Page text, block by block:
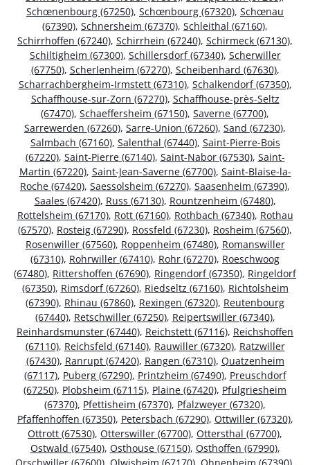
Schœnenbourg (67250), Schœnbourg (67320), Schœnau
(67390), Schnersheim (67370), Schleithal (67160),
Schirrhoffen (67240), Schirrhein (67240), Schirmeck (67130),
Schiltigheim (67300), Schillersdorf (67340), Scherwiller
(67750), Scherlenheim (67270), Scheibenhard (67630),
Scharrachbergheim-Irmstett (67310), Schalkendorf (67350),
Schaffhouse-sur-Zorn (67270), Schaffhouse-près-Seltz
(67470), Schaeffersheim (67150), Saverne (67700),
Sarrewerden (67260), Sarre-Union (67260), Sand (67230),
Salmbach (67160), Salenthal (67440), Saint-Pierre-Bois
(67220), Saint-Pierre (67140), Saint-Nabor (67530), Saint-
Martin (67220), Saint-Jean-Saverne (67700), Saint-Blaise-la-
Roche (67420), Saessolsheim (67270), Saasenheim (67390),
Saales (67420), Russ (67130), Rountzenheim (67480),
Rottelsheim (67170), Rott (67160), Rothbach (67340), Rothau
(67570), Rosteig (67290), Rossfeld (67230), Rosheim (67560),
Rosenwiller (67560), Roppenheim (67480), Romanswiller
(67310), Rohrwiller (67410), Rohr (67270), Roeschwoog
(67480), Rittershoffen (67690), Ringendorf (67350), Ringeldorf
(67350), Rimsdorf (67260), Riedseltz (67160), Richtolsheim
(67390), Rhinau (67860), Rexingen (67320), Reutenbourg
(67440), Retschwiller (67250), Reipertswiller (67340),
Reinhardsmunster (67440), Reichstett (67116), Reichshoffen
(67110), Reichsfeld (67140), Rauwiller (67320), Ratzwiller
(67430), Ranrupt (67420), Rangen (67310), Quatzenheim
(67117), Puberg (67290), Printzheim (67490), Preuschdorf
(67250), Plobsheim (67115), Plaine (67420), Pfulgriesheim
(67370), Pfettisheim (67370), Pfalzweyer (67320),
Pfaffenhoffen (67350), Petersbach (67290), Ottwiller (67320),
Ottrott (67530), Otterswiller (67700), Ottersthal (67700),
Ostwald (67540), Osthouse (67150), Osthoffen (67990),